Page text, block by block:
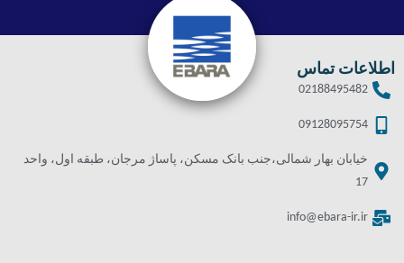
اطلاعات تماس
02188495482
09128095754
خیابان بهار شمالی،جنب بانک مسکن، پاساژ مرجان، طبقه اول، واحد
17
info@ebara-ir.ir